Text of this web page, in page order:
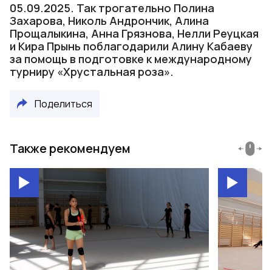
05.09.2025. Так трогательно Полина
Захарова, Николь Андрончик, Алина
Прощалыкина, Анна Грязнова, Нелли Реуцкая
и Кира Прынь поблагодарили Алину Кабаеву
за помощь в подготовке к международному
турниру «Хрустальная роза».
Поделиться
Также рекомендуем